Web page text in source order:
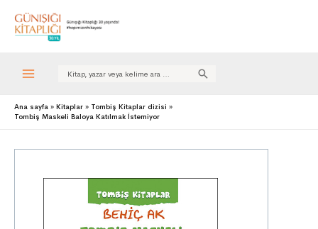
Search
Ana sayfa Kitaplar
Tombiş Kitaplar dizisi
Tombiş Maskeli Baloya Katılmak İstemiyor